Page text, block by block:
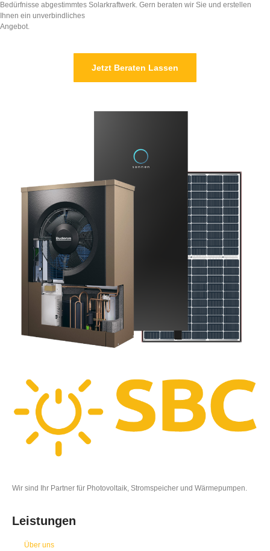
Bedürfnisse abgestimmtes Solarkraftwerk. Gern beraten wir Sie und erstellen
Ihnen ein unverbindliches
Angebot.
Jetzt Beraten Lassen
Wir sind Ihr Partner für Photovoltaik, Stromspeicher und Wärmepumpen.
Leistungen
Über uns